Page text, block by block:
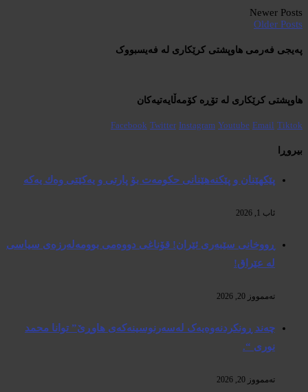
Newer Posts
Older Posts
پەیجی فەرمی هاوپشتی کرێکاری لە فەیسبووک
هاوپشتی کرێکاری لە تۆڕە کۆمەڵایەتیەکان
Facebook Twitter Instagram Youtube Email Tiktok
بیروڕا
پێكهێنان و پێكنەهێنانی حكومەت بۆ پارتی و یەكێتی وەك یەكە
ئاب 1, 2026
ڕووخانی سێبەری ئێران! قۆناغی دووەمی بوومەلەرزەی سیاسی
لە عێراق!
تەممووز 20, 2026
چەند ڕونکردنەوەیەک لەسەرنوسینەکەی هاوڕێ” توانا محمد
نوری “.
تەممووز 20, 2026